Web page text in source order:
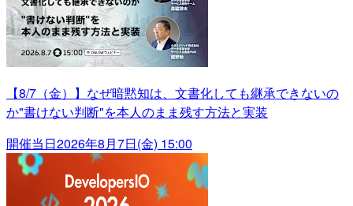
【8/7（金）】なぜ暗黙知は、文書化しても継承できないの
か"書けない判断"を本人のまま残す方法と実装
開催当日2026年8月7日(金) 15:00